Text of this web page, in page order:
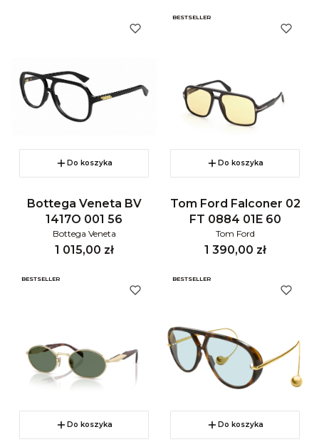
Do koszyka
Bottega Veneta BV
1417O 001 56
Bottega Veneta
Cena
1 015,00 zł
BESTSELLER
Do koszyka
Tom Ford Falconer 02
FT 0884 01E 60
Tom Ford
Cena
1 390,00 zł
BESTSELLER
Do koszyka
BESTSELLER
Do koszyka